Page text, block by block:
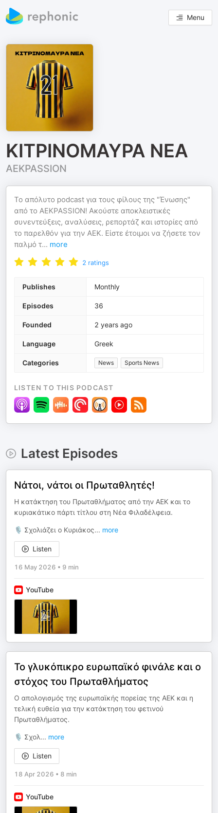
Menu
ΚΙΤΡΙΝΟΜΑΥΡΑ ΝΕΑ
ΑΕΚPASSION
Το απόλυτο podcast για τους φίλους της "Ένωσης"
από το AEKPASSION! Ακούστε αποκλειστικές
συνεντεύξεις, αναλύσεις, ρεπορτάζ και ιστορίες από
το παρελθόν για την ΑΕΚ. Είστε έτοιμοι να ζήσετε τον
παλμό τ... more
2 ratings
Publishes Monthly
Episodes 36
Founded 2 years ago
Language Greek
Categories News Sports News
LISTEN TO THIS PODCAST
Latest Episodes
Νάτοι, νάτοι οι Πρωταθλητές!
Η κατάκτηση του Πρωταθλήματος από την ΑΕΚ και το
κυριακάτικο πάρτι τίτλου στη Νέα Φιλαδέλφεια.
🎙️ Σχολιάζει ο Κυριάκος... more
Listen
16 May 2026 • 9 min
YouTube
Το γλυκόπικρο ευρωπαϊκό φινάλε και ο
στόχος του Πρωταθλήματος
Ο απολογισμός της ευρωπαϊκής πορείας της ΑΕΚ και η
τελική ευθεία για την κατάκτηση του φετινού
Πρωταθλήματος.
🎙️ Σχολ... more
Listen
18 Apr 2026 • 8 min
YouTube